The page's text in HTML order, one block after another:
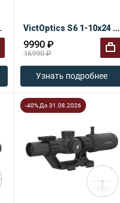
VictOptics S6 1-10x24 LPVO SFP с креплением
9990 ₽
16990 ₽
Узнать подробнее
-40% До 31.08.2026